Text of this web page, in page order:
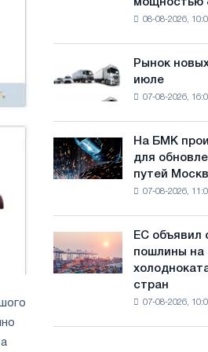
й
фотоэлектрическую
МВт
целей
обезуглероживания
мощностью
08-08-2026,
Рынок
новых
грузовиков
Рынок
июле
07-08-2026,
На
БМК
произвели
трамвайных
путей
На БМК
для
путей
07-08-2026,
объявил
окончательные
ЕС объявил
пошлины на
стран
07-08-2026,